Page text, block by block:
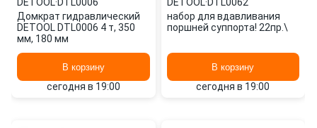
Домкрат гидравлический
DETOOL DTL0006 4 т, 350
мм, 180 мм
В корзину
сегодня в 19:00
набор для вдавливания
поршней суппорта! 22пр.\
В корзину
сегодня в 19:00